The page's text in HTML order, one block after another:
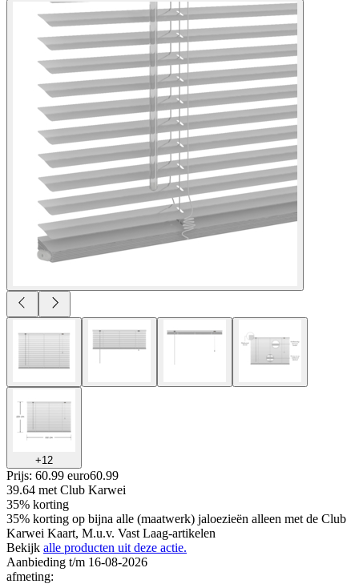
+12
Prijs: 60.99 euro60.99
39.64 met Club Karwei
35% korting
35% korting op bijna alle (maatwerk) jaloezieën alleen met de Club
Karwei Kaart, M.u.v. Vast Laag-artikelen
Bekijk alle producten uit deze actie.
Aanbieding t/m 16-08-2026
afmeting: